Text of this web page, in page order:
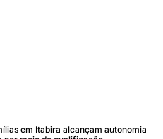
em Itabira alcançam autonomia